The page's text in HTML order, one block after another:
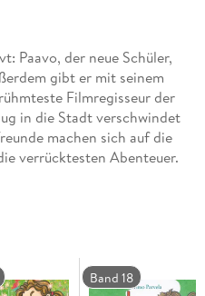
Paavo, der neue Schüler,
gibt er mit seinem
Filmregisseur der
in die Stadt verschwindet
machen sich auf die
verrücktesten Abenteuer.
Band 18